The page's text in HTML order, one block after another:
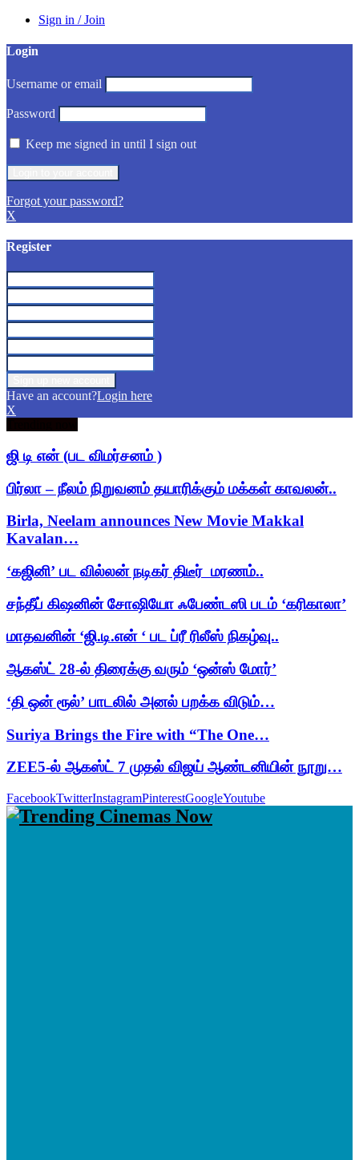
Sign in / Join
Login
Username or email
Password
Keep me signed in until I sign out
Forgot your password?
X
Register
Have an account?Login here
X
ஜி டி என் (பட விமர்சனம் )
பிர்லா – நீலம் நிறுவனம் தயாரிக்கும் மக்கள் காவலன்..
Birla, Neelam announces New Movie Makkal
Kavalan…
‘கஜினி’ பட வில்லன் நடிகர் திடீர் மரணம்..
சந்தீப் கிஷனின் சோஷியோ ஃபேண்டஸி படம் ‘கரிகாலா’
மாதவனின் ‘ஜி.டி.என் ‘ பட ப்ரீ ரிலீஸ் நிகழ்வு..
ஆகஸ்ட் 28-ல் திரைக்கு வரும் ‘ஒன்ஸ் மோர்’
‘தி ஒன் ரூல்’ பாடலில் அனல் பறக்க விடும்…
Suriya Brings the Fire with “The One…
ZEE5-ல் ஆகஸ்ட் 7 முதல் விஜய் ஆண்டனியின் நூறு…
FacebookTwitterInstagramPinterestGoogleYoutube